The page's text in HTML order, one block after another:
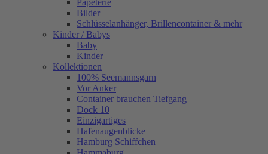
Papeterie
Bilder
Schlüsselanhänger, Brillencontainer & mehr
Kinder / Babys
Baby
Kinder
Kollektionen
100% Seemannsgarn
Vor Anker
Container brauchen Tiefgang
Dock 10
Einzigartiges
Hafenaugen­blicke
Hamburg Schiffchen